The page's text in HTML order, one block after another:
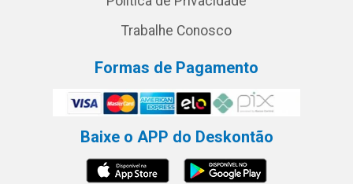
Trabalhe Conosco
Formas de Pagamento
Baixe o APP do Deskontão